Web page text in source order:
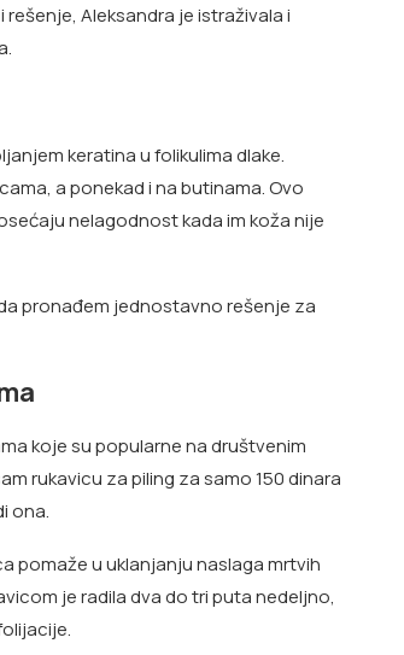
Aleksandra je istraživala i
keratina u folikulima dlake.
a ponekad i na butinama. Ovo
nelagodnost kada im koža nije
pronađem jednostavno rešenje za
koje su popularne na društvenim
rukavicu za piling za samo 150 dinara
ona.
pomaže u uklanjanju naslaga mrtvih
je radila dva do tri puta nedeljno,